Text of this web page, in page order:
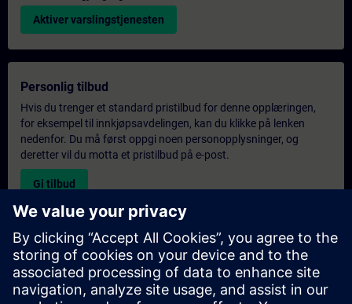
Aktiver varslingstjenesten
Personlig tilbud
Hvis du trenger et standard pristilbud for denne opplæringen,
for eksempel til innkjøpsavdelingen, kan du klikke på lenken
nedenfor. Du må først oppgi noen personopplysninger, og
deretter vil du motta et pristilbud på e-post.
Gi tilbud
Forespørsel om eksklusiv opplæring
Fyll ut skjemaet nedenfor hvis du ønsker et tilbud på et
eksklusivt kurs, enten på stedet, virtuelt eller på vårt SITRAIN-
kurssenter. Denne typen forespørsel passer for større grupper (6